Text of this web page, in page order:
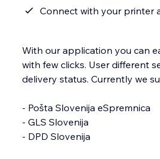
Connect with your printer
With our application you can
with few clicks. User different
delivery status. Currently we
- Pošta Slovenija eSpremnica
- GLS Slovenija
- DPD Slovenija